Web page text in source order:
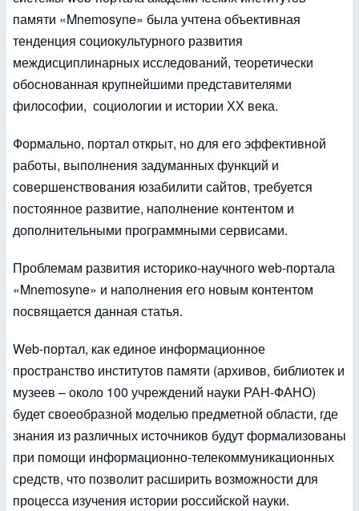
памяти «Mnemosyne» была учтена объективная
тенденция социокультурного развития
междисциплинарных исследований, теоретически
обоснованная крупнейшими представителями
философии, социологии и истории ХХ века.
Формально, портал открыт, но для его эффективной
работы, выполнения задуманных функций и
совершенствования юзабилити сайтов, требуется
постоянное развитие, наполнение контентом и
дополнительными программными сервисами.
Проблемам развития историко-научного web-портала
«Mnemosyne» и наполнения его новым контентом
посвящается данная статья.
Web-портал, как единое информационное
пространство институтов памяти (архивов, библиотек и
музеев – около 100 учреждений науки РАН-ФАНО)
будет своеобразной моделью предметной области, где
знания из различных источников будут формализованы
при помощи информационно-телекоммуникационных
средств, что позволит расширить возможности для
процесса изучения истории российской науки.